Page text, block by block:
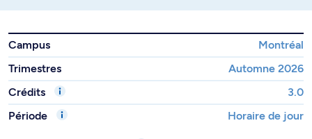
Campus
Montréal
Trimestres
Automne 2026
Crédits
3.0
Période
Horaire de jour